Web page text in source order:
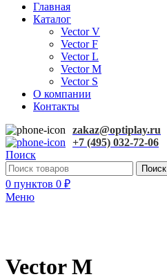
Главная
Каталог
Vector V
Vector F
Vector L
Vector M
Vector S
О компании
Контакты
zakaz@optiplay.ru
+7 (495) 032-72-06
Поиск
Поиск
0 пунктов 0 ₽
Меню
Vector M